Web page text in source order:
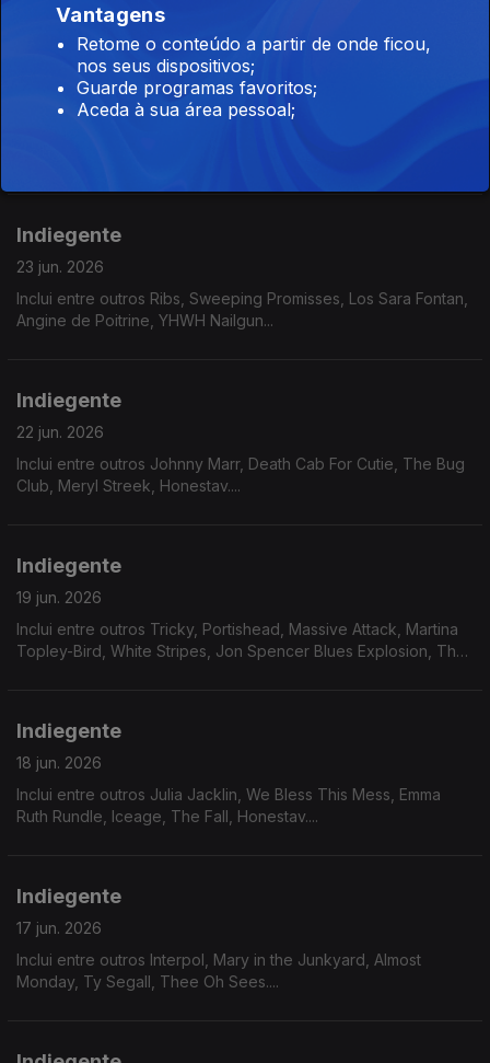
Indiegente
24 jun. 2026
Indiegente
23 jun. 2026
Inclui entre outros Ribs, Sweeping Promisses, Los Sara Fontan,
Angine de Poitrine, YHWH Nailgun...
Indiegente
22 jun. 2026
Inclui entre outros Johnny Marr, Death Cab For Cutie, The Bug
Club, Meryl Streek, Honestav....
Indiegente
19 jun. 2026
Inclui entre outros Tricky, Portishead, Massive Attack, Martina
Topley-Bird, White Stripes, Jon Spencer Blues Explosion, The
Indiegente
18 jun. 2026
Inclui entre outros Julia Jacklin, We Bless This Mess, Emma
Ruth Rundle, Iceage, The Fall, Honestav....
Indiegente
17 jun. 2026
Inclui entre outros Interpol, Mary in the Junkyard, Almost
Monday, Ty Segall, Thee Oh Sees....
Vantagens
Retome o conteúdo a partir de onde ficou,
nos seus dispositivos;
Guarde programas favoritos;
Aceda à sua área pessoal;